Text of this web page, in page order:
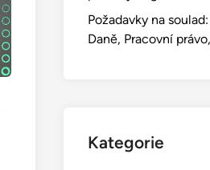
Požadavky na
Daně, Pracovní
Kategorie